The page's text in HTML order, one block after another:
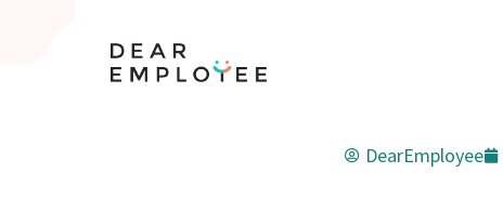
DearEmployee